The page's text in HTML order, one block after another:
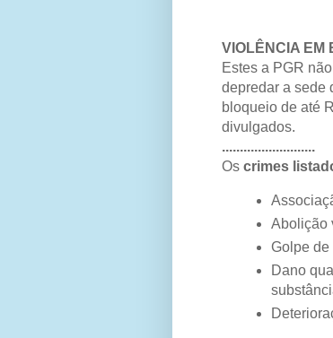
VIOLÊNCIA EM
Estes a PGR
depredar a sede
bloqueio de até
divulgados.
..........................
Os crimes
Abolição
Golpe de
Dano